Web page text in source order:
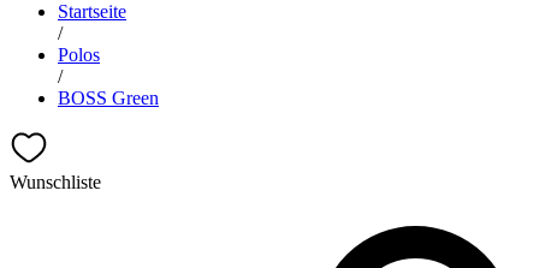
Startseite
/
Polos
/
BOSS Green
Wunschliste